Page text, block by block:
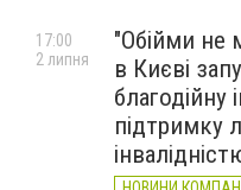
"Обійми не
в Києві
благодійну
підтримку
17:00
2 липня